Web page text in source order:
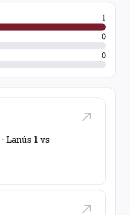
1
0
0
· Lanús 1 vs